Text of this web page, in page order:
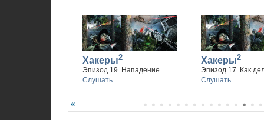
Хакеры2
Эпизод 19. Нападение
Слушать
Хакеры2
Эпизод 17. Как
Слушать